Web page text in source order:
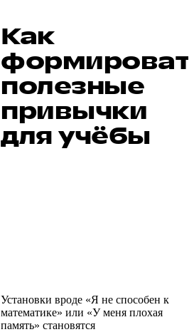
Как
полезные
привычки
для учёбы
Установки вроде «Я не способен к
математике» или «У меня плохая
память» становятся